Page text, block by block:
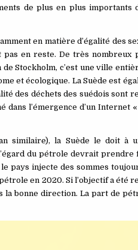
de plus en plus importants
en matière d’égalité des
pas en reste. De très nombreux
Stockholm, c’est une ville
et écologique. La Suède est
des déchets des suédois sont
l’émergence d’un Internet
similaire), la Suède le doit à
du pétrole devrait prendre
pays injecte des sommes
en 2020. Si l’objectif a été
la bonne direction. La part de